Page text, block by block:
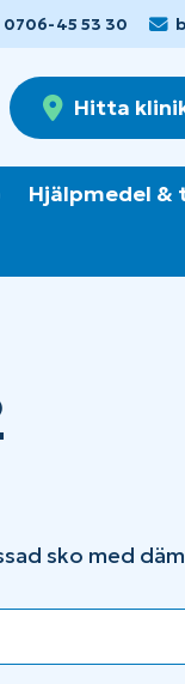
0706-45 53 30
Hitta
Hjälpmedel &
sko med